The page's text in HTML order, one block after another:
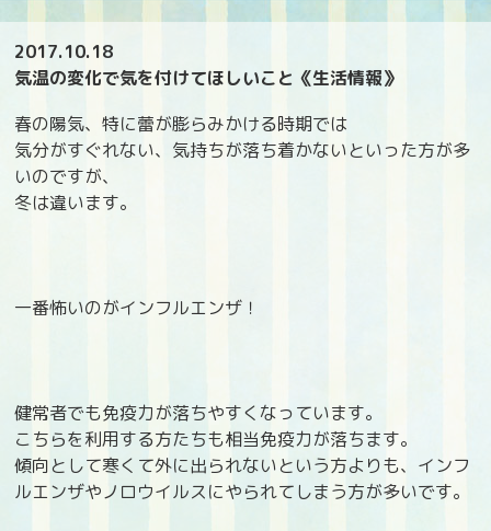
2017.10.18
気温の変化で気を付けてほしいこと《生活情報》
春の陽気、特に蕾が膨らみかける時期では
気分がすぐれない、気持ちが落ち着かないといった方が多
いのですが、
冬は違います。
一番怖いのがインフルエンザ！
健常者でも免疫力が落ちやすくなっています。
こちらを利用する方たちも相当免疫力が落ちます。
傾向として寒くて外に出られないという方よりも、インフ
ルエンザやノロウイルスにやられてしまう方が多いです。